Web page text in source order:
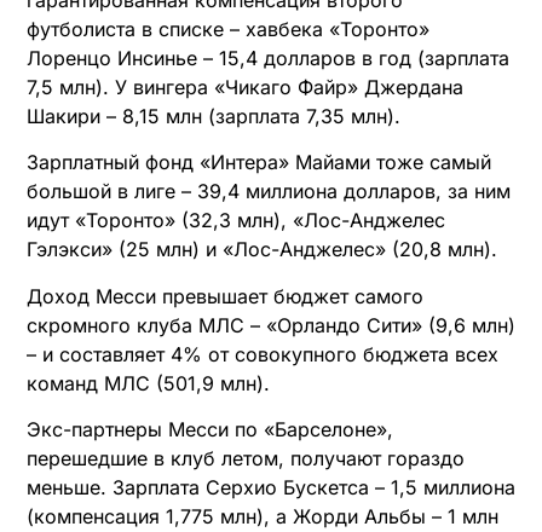
футболиста в списке – хавбека «Торонто»
Лоренцо Инсинье – 15,4 долларов в год (зарплата
7,5 млн). У вингера «Чикаго Файр» Джердана
Шакири – ​​8,15 млн (зарплата 7,35 млн).
Зарплатный фонд «Интера» Майами тоже самый
большой в лиге – 39,4 миллиона долларов, за ним
идут «Торонто» (32,3 млн), «Лос-Анджелес
Гэлэкси» (25 млн) и «Лос-Анджелес» (20,8 млн).
Доход Месси превышает бюджет самого
скромного клуба МЛС – «Орландо Сити» (9,6 млн)
– и составляет 4% от совокупного бюджета всех
команд МЛС (501,9 млн).
Экс-партнеры Месси по «Барселоне»,
перешедшие в клуб летом, получают гораздо
меньше. Зарплата Серхио Бускетса – 1,5 миллиона
(компенсация 1,775 млн), а Жорди Альбы – 1 млн